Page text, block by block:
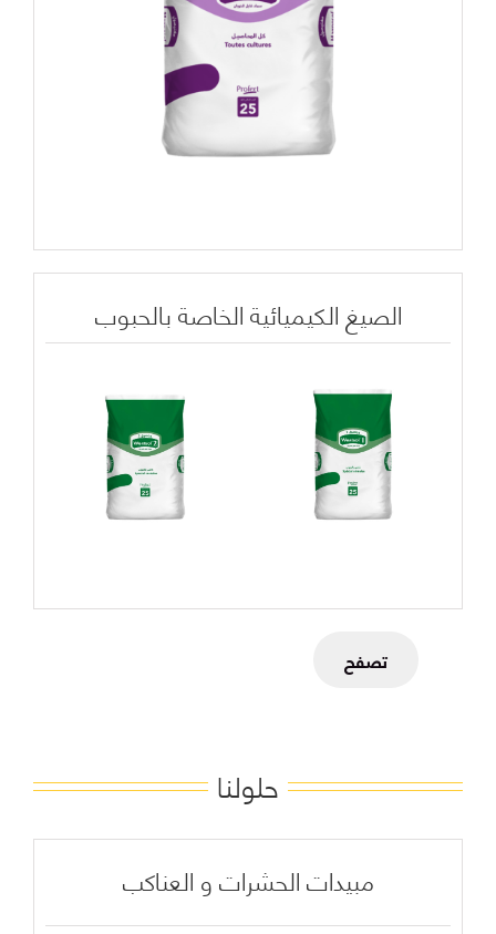
الصيغ الكيميائية الخاصة بالحبوب
تصفح
حلولنا
مبيدات الحشرات و العناكب